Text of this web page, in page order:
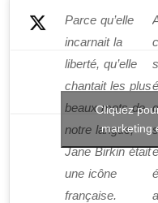
Parce qu’elle
incarnait la
liberté, qu’elle
chantait les plus
beaux mots de
notre langue,
Jane Birkin était
une icône
française.
Cliquez
marketing